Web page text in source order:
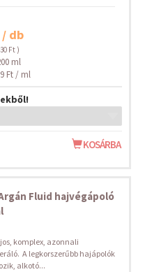
/ db
Ft )
ml
Ft / ml
KOSÁRBA
Fluid hajvégápoló
komplex, azonnali
A legkorszerűbb hajápolók
alkotó...